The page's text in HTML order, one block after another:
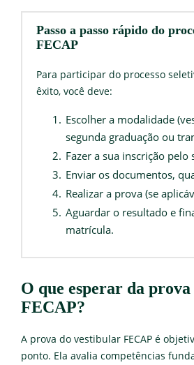
Passo a passo rápido do
FECAP
Para participar do processo
êxito, você deve:
Escolher a modalidade
segunda graduação ou
Fazer a sua inscrição pelo
Enviar os documentos,
Realizar a prova (se
Aguardar o resultado e
matrícula.
O que esperar da
FECAP?
A prova do vestibular FECAP é
ponto. Ela avalia competências